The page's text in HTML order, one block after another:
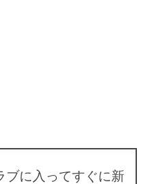
ブに入ってすぐに新